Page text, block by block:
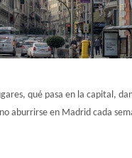
qué pasa en la capital,
aburrirse en Madrid cada